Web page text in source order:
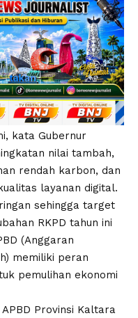
kata Gubernur
nilai tambah,
rendah karbon, dan
layanan digital.
sehingga target
RKPD tahun ini
(Anggaran
memiliki peran
pemulihan ekonomi
Provinsi Kaltara